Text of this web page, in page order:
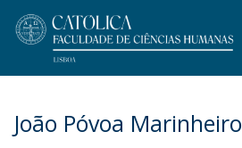
João Póvoa Marinheiro